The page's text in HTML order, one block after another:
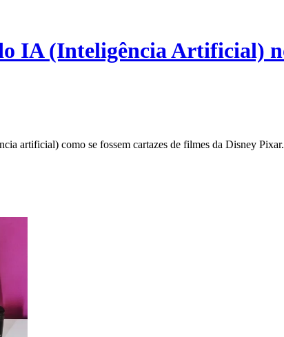
IA (Inteligência Artificial)
artificial) como se fossem cartazes de filmes da Disney